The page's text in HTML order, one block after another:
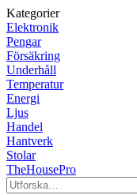
Kategorier
Elektronik
Pengar
Försäkring
Underhåll
Temperatur
Energi
Ljus
Handel
Hantverk
Stolar
TheHousePro